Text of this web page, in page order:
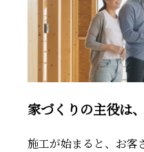
家づくりの主役は
施工が始まると、お客